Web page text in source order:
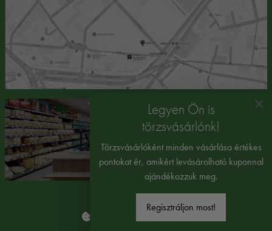
×
Legyen Ön is
törzsvásárlónk!
Törzsvásárlóként minden vásárlása értékes
pontokat ér, amikért levásárolható kuponnal
ajándékozzuk meg.
Regisztráljon most!